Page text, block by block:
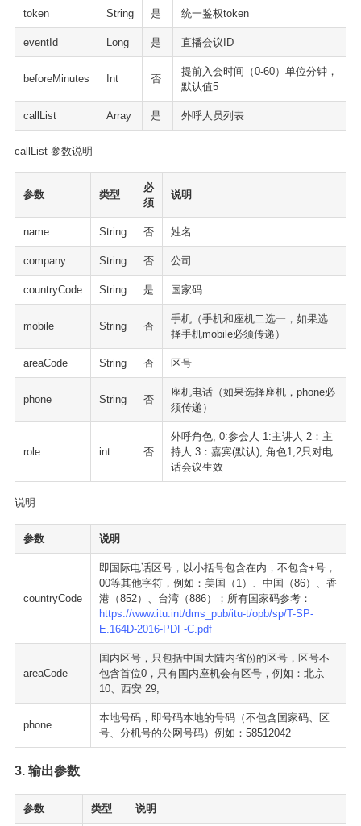
token String 是 统一鉴权token
eventId Long 是 直播会议ID
beforeMinutes Int 否
提前入会时间（0-60）单位分钟，
默认值5
callList Array 是 外呼人员列表
callList 参数说明
参数 类型
必
须
说明
name String 否 姓名
company String 否 公司
countryCode String 是 国家码
mobile String 否
手机（手机和座机二选一，如果选
择手机mobile必须传递）
areaCode String 否 区号
phone String 否
座机电话（如果选择座机，phone必
须传递）
role int 否
外呼角色, 0:参会人 1:主讲人 2：主
持人 3：嘉宾(默认), 角色1,2只对电
话会议生效
说明
参数 说明
countryCode
即国际电话区号，以小括号包含在内，不包含+号，
00等其他字符，例如：美国（1）、中国（86）、香
港（852）、台湾（886）；所有国家码参考：
https://www.itu.int/dms_pub/itu-t/opb/sp/T-SP-
E.164D-2016-PDF-C.pdf
areaCode
国内区号，只包括中国大陆内省份的区号，区号不
包含首位0，只有国内座机会有区号，例如：北京
10、西安 29;
phone
本地号码，即号码本地的号码（不包含国家码、区
号、分机号的公网号码）例如：58512042
3. 输出参数
参数 类型 说明